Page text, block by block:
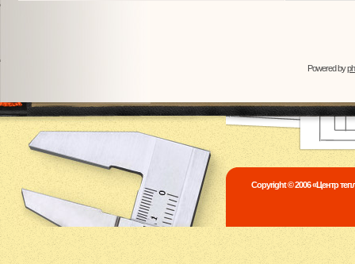
Powered by
Copyright © 2006 «Центр